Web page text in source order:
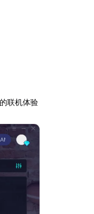
联机体验